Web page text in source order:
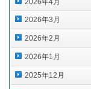
2026年3月
2026年2月
2026年1月
2025年12月